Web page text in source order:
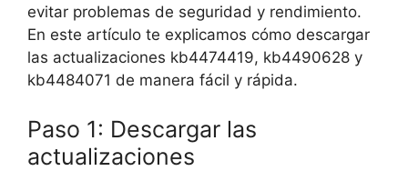
evitar problemas de seguridad y rendimiento.
En este artículo te explicamos cómo descargar
las actualizaciones kb4474419, kb4490628 y
kb4484071 de manera fácil y rápida.
Paso 1: Descargar las
actualizaciones